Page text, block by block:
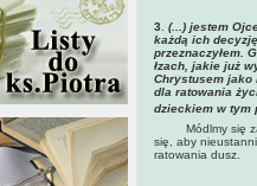
3
(...) jestem
każdą ich
przeznaczyłem.
łzach, jakie już
Chrystusem jako
dla ratowania
dzieckiem w tym
Módlmy się
się, aby
ratowania dusz.